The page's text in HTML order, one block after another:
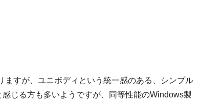
すが、ユニボディという統一感のある、シンプル
じる方も多いようですが、同等性能のWindows製